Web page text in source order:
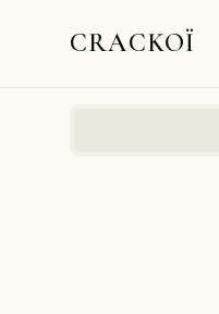
CRACKOÏ